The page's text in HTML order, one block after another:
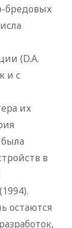
бредовых
(D.A.
и с
их
в
остаются